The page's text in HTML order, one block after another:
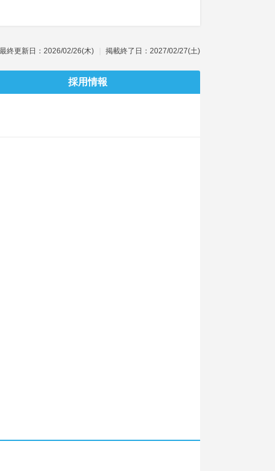
最終更新日：2026/02/26(木) 掲載終了日：2027/02/27(土)
採用情報